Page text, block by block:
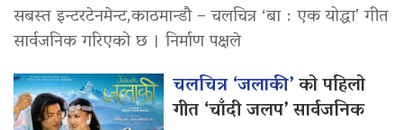
सबस्त इन्टरटेनमेन्ट,काठमान्डौ – चलचित्र ‘बा : एक योद्धा’ गीत
सार्वजनिक गरिएको छ । निर्माण पक्षले
चलचित्र ‘जलाकी’को पहिलो
गीत ‘चाँदी जलप’ सार्वजनिक